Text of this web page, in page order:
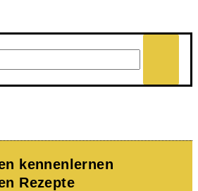
kennenlernen
Rezepte